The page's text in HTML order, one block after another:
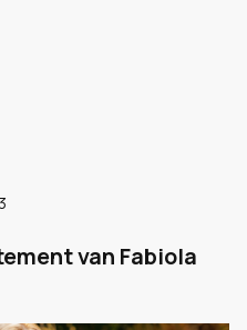
van Fabiola